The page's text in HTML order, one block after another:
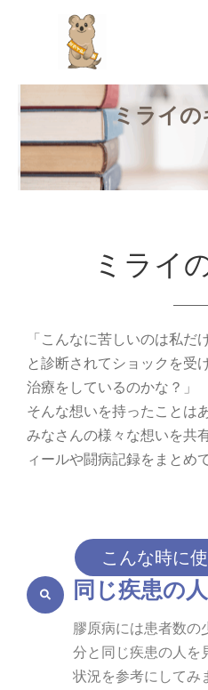
ミライの
ミライ
「こんなに苦しいのは私
と診断されてショックを受
治療をしているのかな？」
そんな想いを持ったことは
みなさんの様々な想いを共
ィールや闘病記録をまとめ
こんな時に
同じ疾患の
膠原病には患者数の
分と同じ疾患の人を
状況を参考にしてみ